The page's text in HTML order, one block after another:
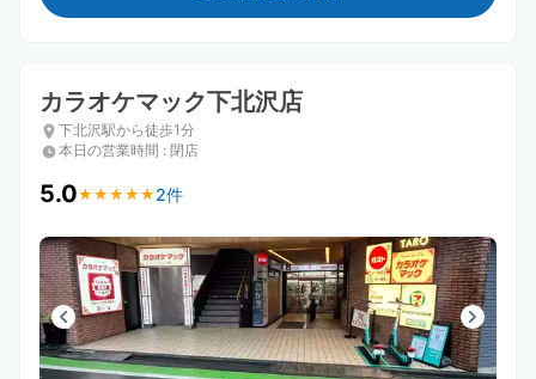
カラオケマック下北沢店
下北沢駅から徒歩1分
本日の営業時間 : 閉店
5.0★ ★ ★ ★ ★
★ ★ ★ ★ ★ 2件